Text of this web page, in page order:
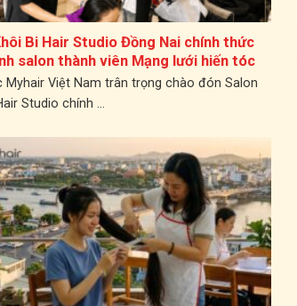
Bi Hair Studio Đồng Nai chính thức
salon thành viên Mạng lưới hiến tóc
Nam
Myhair Việt Nam trân trọng chào đón Salon
Studio chính ...